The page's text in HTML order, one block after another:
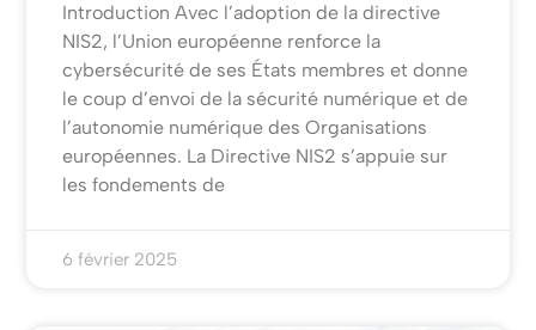
Introduction Avec l’adoption de la directive
NIS2, l’Union européenne renforce la
cybersécurité de ses États membres et donne
le coup d’envoi de la sécurité numérique et de
l’autonomie numérique des Organisations
européennes. La Directive NIS2 s’appuie sur
les fondements de
6 février 2025